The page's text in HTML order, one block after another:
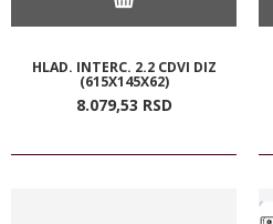
HLAD. INTERC. 2.2 CDVI DIZ
(615X145X62)
8.079,53 RSD